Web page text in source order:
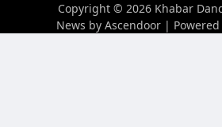
Copyright © 2026 Khabar
News by Ascendoor |